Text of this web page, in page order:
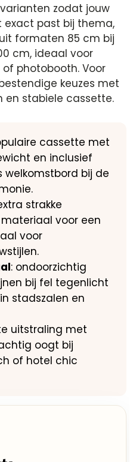
zodat jouw
past bij thema,
formaten 85 cm bij
cm, ideaal voor
photobooth. Voor
keuzes met
en stabiele cassette.
cassette met
en inclusief
bij de
strakke
voor een
voor
: ondoorzichtig
bij fel tegenlicht
stadszalen en
uitstraling met
oogt bij
of hotel chic